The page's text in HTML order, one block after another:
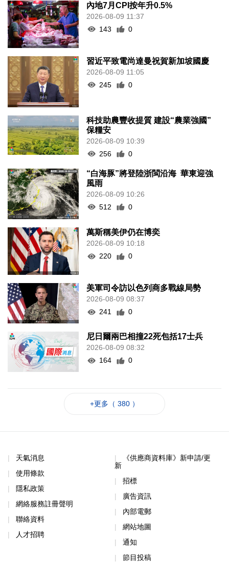
內地7月CPI按年升0.5%
2026-08-09 11:37
143
0
習近平致電尚達曼祝賀新加坡國慶
2026-08-09 11:05
245
0
科技助農豐收提質 建設“農業強國”
保糧安
2026-08-09 10:39
256
0
“白海豚”將登陸浙閩沿海 華東迎強
風雨
2026-08-09 10:26
512
0
萬斯稱美伊仍在博奕
2026-08-09 10:18
220
0
美軍司令訪以色列商多戰線局勢
2026-08-09 08:37
241
0
尼日爾兩巴相撞22死包括17士兵
2026-08-09 08:32
164
0
+更多（ 380 ）
天氣消息
使用條款
隱私政策
網絡服務註冊聲明
聯絡資料
人才招聘
《供應商資料庫》新申請/更
新
招標
廣告資訊
內部電郵
網站地圖
通知
節目投稿